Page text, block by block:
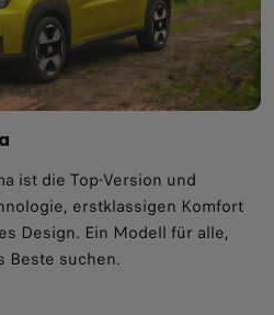
ist die Top‑Version und
erstklassigen Komfort
Design. Ein Modell für alle,
Beste suchen.